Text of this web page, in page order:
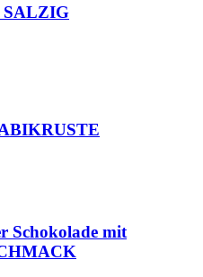
SALZIG
Schokolade mit